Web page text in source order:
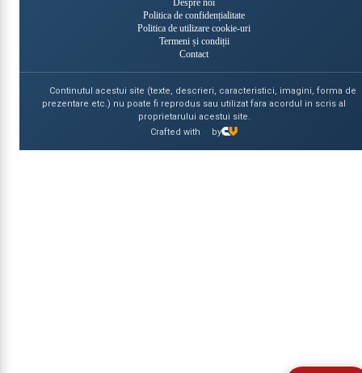
Despre noi
Politica de confidențialitate
Politica de utilizare cookie-uri
Termeni și condiții
Contact
Continutul acestui site (texte, descrieri, caracteristici, imagini, forma de
prezentare etc.) nu poate fi reprodus sau utilizat fara acordul in scris al
proprietarului acestui site.
Crafted with
by